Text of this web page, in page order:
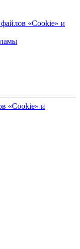
«Cookie» и
«Cookie» и